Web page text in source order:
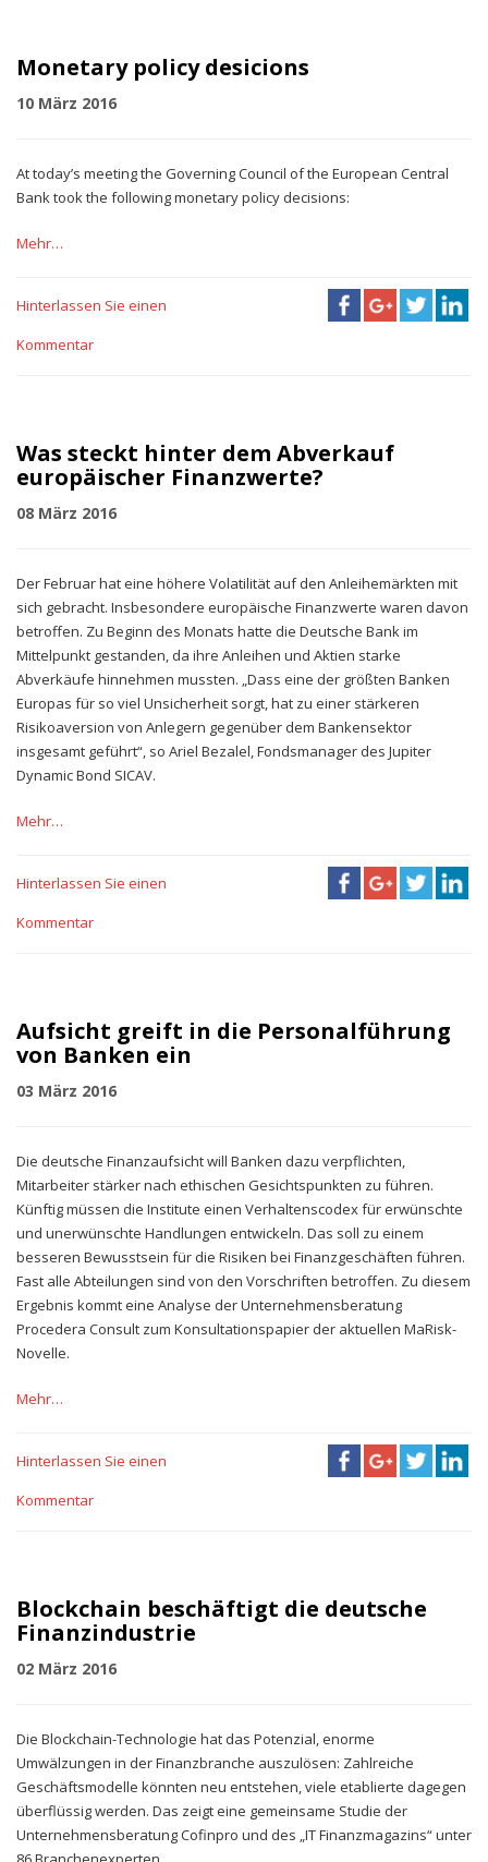
Monetary policy desicions
10 März 2016
At today’s meeting the Governing Council of the European Central
Bank took the following monetary policy decisions:
Mehr…
Hinterlassen Sie einen
Kommentar
Was steckt hinter dem Abverkauf
europäischer Finanzwerte?
08 März 2016
Der Februar hat eine höhere Volatilität auf den Anleihemärkten mit
sich gebracht. Insbesondere europäische Finanzwerte waren davon
betroffen. Zu Beginn des Monats hatte die Deutsche Bank im
Mittelpunkt gestanden, da ihre Anleihen und Aktien starke
Abverkäufe hinnehmen mussten. „Dass eine der größten Banken
Europas für so viel Unsicherheit sorgt, hat zu einer stärkeren
Risikoaversion von Anlegern gegenüber dem Bankensektor
insgesamt geführt“, so Ariel Bezalel, Fondsmanager des Jupiter
Dynamic Bond SICAV.
Mehr…
Hinterlassen Sie einen
Kommentar
Aufsicht greift in die Personalführung
von Banken ein
03 März 2016
Die deutsche Finanzaufsicht will Banken dazu verpflichten,
Mitarbeiter stärker nach ethischen Gesichtspunkten zu führen.
Künftig müssen die Institute einen Verhaltenscodex für erwünschte
und unerwünschte Handlungen entwickeln. Das soll zu einem
besseren Bewusstsein für die Risiken bei Finanzgeschäften führen.
Fast alle Abteilungen sind von den Vorschriften betroffen. Zu diesem
Ergebnis kommt eine Analyse der Unternehmensberatung
Procedera Consult zum Konsultationspapier der aktuellen MaRisk-
Novelle.
Mehr…
Hinterlassen Sie einen
Kommentar
Blockchain beschäftigt die deutsche
Finanzindustrie
02 März 2016
Die Blockchain-Technologie hat das Potenzial, enorme
Umwälzungen in der Finanzbranche auszulösen: Zahlreiche
Geschäftsmodelle könnten neu entstehen, viele etablierte dagegen
überflüssig werden. Das zeigt eine gemeinsame Studie der
Unternehmensberatung Cofinpro und des „IT Finanzmagazins“ unter